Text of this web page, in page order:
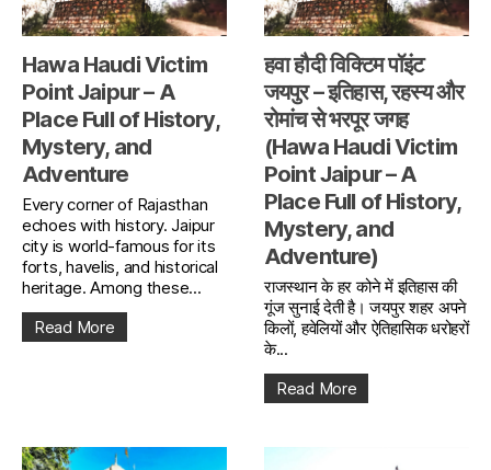
Hawa Haudi Victim
Point Jaipur – A
Place Full of History,
Mystery, and
Adventure
Every corner of Rajasthan
echoes with history. Jaipur
city is world-famous for its
forts, havelis, and historical
heritage. Among these...
Read More
हवा हौदी विक्टिम पॉइंट
जयपुर – इतिहास, रहस्य और
रोमांच से भरपूर जगह
(Hawa Haudi Victim
Point Jaipur – A
Place Full of History,
Mystery, and
Adventure)
राजस्थान के हर कोने में इतिहास की
गूंज सुनाई देती है। जयपुर शहर अपने
किलों, हवेलियों और ऐतिहासिक धरोहरों
के...
Read More